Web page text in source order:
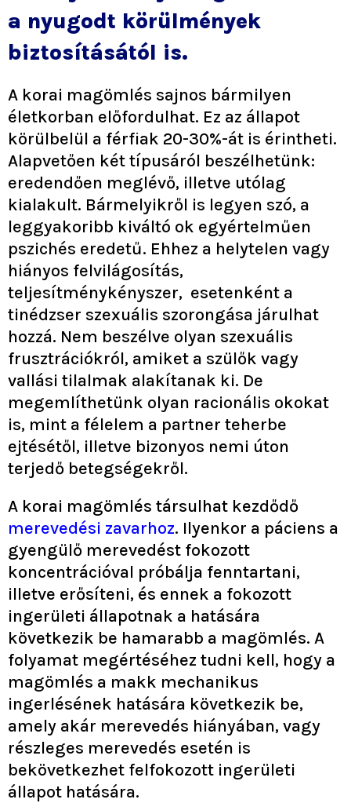
a nyugodt körülmények
biztosításától is.
A korai magömlés sajnos bármilyen
életkorban előfordulhat. Ez az állapot
körülbelül a férfiak 20-30%-át is érintheti.
Alapvetően két típusáról beszélhetünk:
eredendően meglévő, illetve utólag
kialakult. Bármelyikről is legyen szó, a
leggyakoribb kiváltó ok egyértelműen
pszichés eredetű. Ehhez a helytelen vagy
hiányos felvilágosítás,
teljesítménykényszer, esetenként a
tinédzser szexuális szorongása járulhat
hozzá. Nem beszélve olyan szexuális
frusztrációkról, amiket a szülők vagy
vallási tilalmak alakítanak ki. De
megemlíthetünk olyan racionális okokat
is, mint a félelem a partner teherbe
ejtésétől, illetve bizonyos nemi úton
terjedő betegségekről.
A korai magömlés társulhat kezdődő
merevedési zavarhoz. Ilyenkor a páciens a
gyengülő merevedést fokozott
koncentrációval próbálja fenntartani,
illetve erősíteni, és ennek a fokozott
ingerületi állapotnak a hatására
következik be hamarabb a magömlés. A
folyamat megértéséhez tudni kell, hogy a
magömlés a makk mechanikus
ingerlésének hatására következik be,
amely akár merevedés hiányában, vagy
részleges merevedés esetén is
bekövetkezhet felfokozott ingerületi
állapot hatására.